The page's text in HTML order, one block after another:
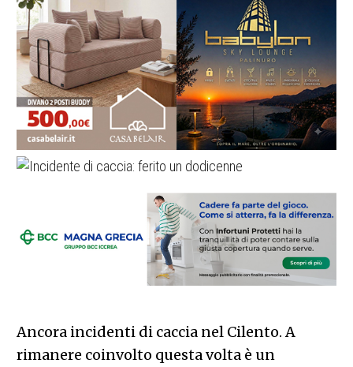
Ancora incidenti di caccia nel Cilento. A
rimanere coinvolto questa volta è un